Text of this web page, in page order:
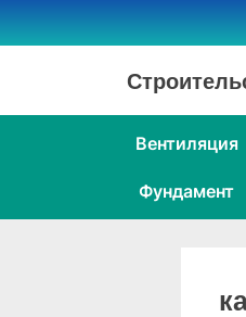
Skip
to
Вентиляция
Фундамент